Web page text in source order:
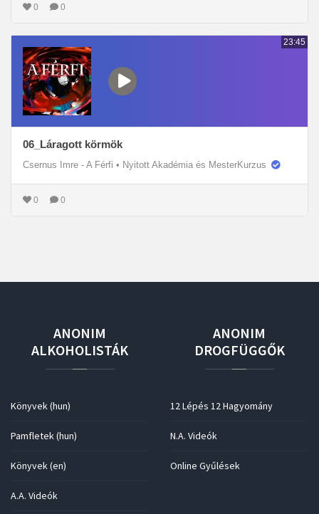
0 0
23:45
06_Láragott körmök
Csernus Imre - A Férfi • Nyitott Akadémia és MesterKurzus
0 0
ANONIM
ALKOHOLISTÁK
Könyvek (hun)
Pamfletek (hun)
Könyvek (en)
A.A. Videók
ANONIM
DROGFÜGGŐK
12 Lépés 12 Hagyomány
N.A. Videók
Online Gyűlések